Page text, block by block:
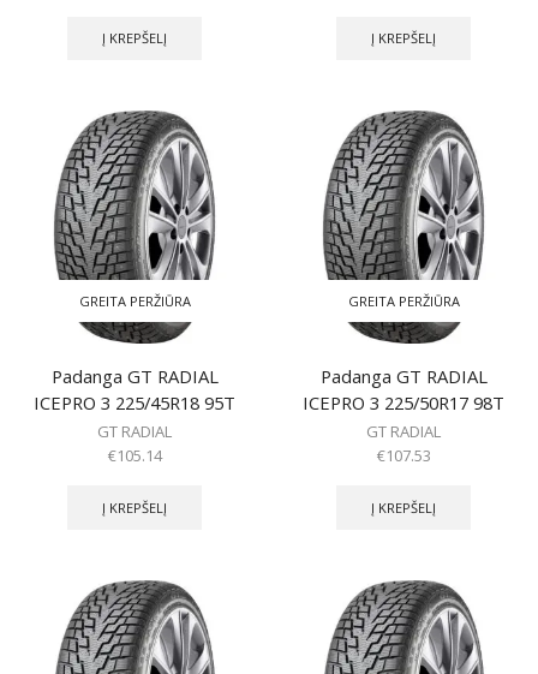
Į KREPŠELĮ Į KREPŠELĮ
GREITA PERŽIŪRA
Padanga GT RADIAL
ICEPRO 3 225/45R18 95T
GT RADIAL
€105.14
Į KREPŠELĮ
GREITA PERŽIŪRA
Padanga GT RADIAL
ICEPRO 3 225/50R17 98T
GT RADIAL
€107.53
Į KREPŠELĮ